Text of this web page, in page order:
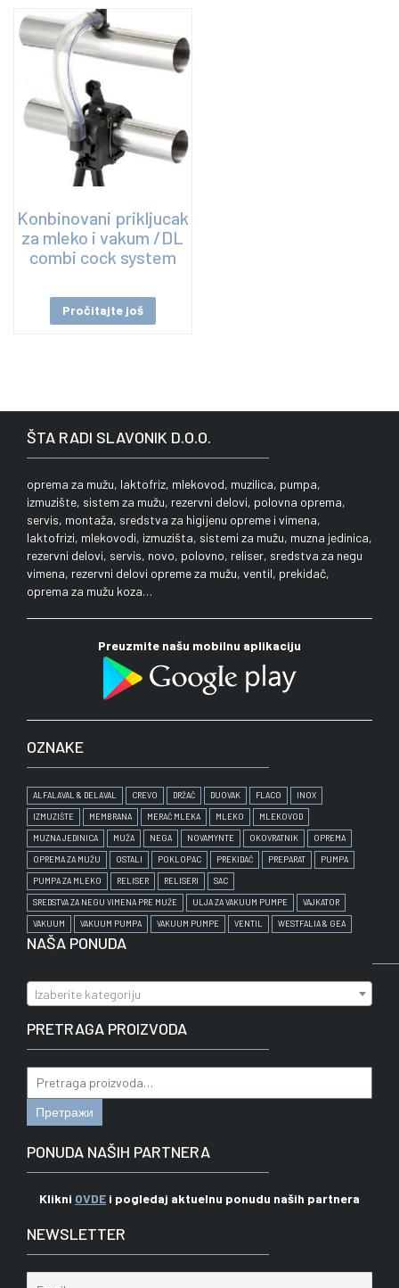
Konbinovani prikljucak
za mleko i vakum /DL
combi cock system
Pročitajte još
ŠTA RADI SLAVONIK D.O.O.
oprema za mužu, laktofriz, mlekovod, muzilica, pumpa,
izmuzište, sistem za mužu, rezervni delovi, polovna oprema,
servis, montaža, sredstva za higijenu opreme i vimena,
laktofrizi, mlekovodi, izmuzišta, sistemi za mužu, muzna jedinica,
rezervni delovi, servis, novo, polovno, reliser, sredstva za negu
vimena, rezervni delovi opreme za mužu, ventil, prekidač,
oprema za mužu koza…
Preuzmite našu mobilnu aplikaciju
OZNAKE
ALFALAVAL & DELAVAL CREVO DRŽAČ DUOVAK FLACO INOX
IZMUZIŠTE MEMBRANA MERAČ MLEKA MLEKO MLEKOVOD
MUZNA JEDINICA MUŽA NEGA NOVAMYNTE OKOVRATNIK OPREMA
OPREMA ZA MUŽU OSTALI POKLOPAC PREKIDAČ PREPARAT PUMPA
PUMPA ZA MLEKO RELISER RELISERI SAC
SREDSTVA ZA NEGU VIMENA PRE MUŽE ULJA ZA VAKUUM PUMPE VAJKATOR
VAKUUM VAKUUM PUMPA VAKUUM PUMPE VENTIL WESTFALIA & GEA
NAŠA PONUDA
Izaberite kategoriju
PRETRAGA PROIZVODA
Pretraga
Претражи
PONUDA NAŠIH PARTNERA
Klikni OVDE i pogledaj aktuelnu ponudu naših partnera
NEWSLETTER